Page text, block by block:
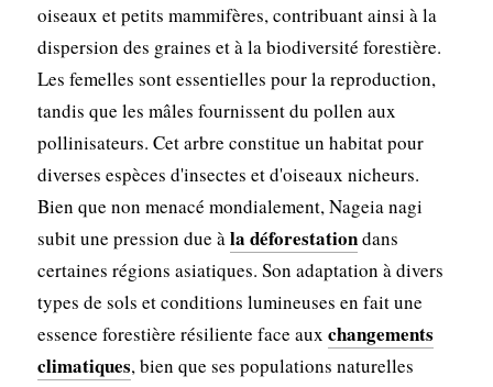
oiseaux et petits mammifères, contribuant ainsi à la
dispersion des graines et à la biodiversité forestière.
Les femelles sont essentielles pour la reproduction,
tandis que les mâles fournissent du pollen aux
pollinisateurs. Cet arbre constitue un habitat pour
diverses espèces d'insectes et d'oiseaux nicheurs.
Bien que non menacé mondialement, Nageia nagi
subit une pression due àla déforestationdans
certaines régions asiatiques. Son adaptation à divers
types de sols et conditions lumineuses en fait une
essence forestière résiliente face aux changements
climatiques, bien que ses populations naturelles